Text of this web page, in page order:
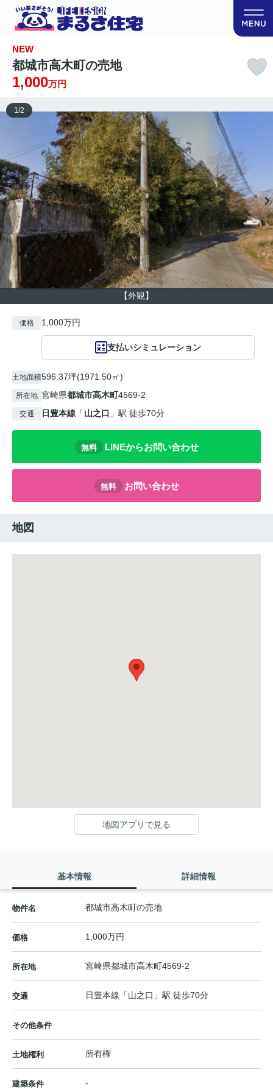
NEW
都城市高木町の売地
1,000万円
【外観】
1/2
価格 1,000万円
支払いシミュレーション
土地面積596.37坪(1971.50㎡)
所在地 宮崎県都城市高木町4569-2
交通 日豊本線 「山之口 」駅 徒歩70分
無料 LINEからお問い合わせ
無料 お問い合わせ
地図
地図アプリで見る
基本情報 詳細情報
物件名 都城市高木町の売地
価格 1,000万円
所在地 宮崎県都城市高木町4569-2
交通 日豊本線 「山之口 」駅 徒歩70分
その他条件
土地権利 所有権
建築条件 -